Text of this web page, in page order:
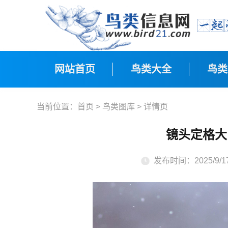
网站首页 鸟类大全 鸟
当前位置： 首页 > 鸟类图库 > 详情页
镜头定格
发布时间：2025/9/